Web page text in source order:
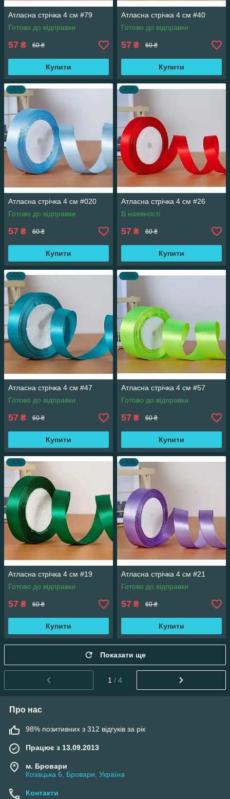
Атласна стрічка 4 см #79
Готово до відправки
57 ₴ 60 ₴
Купити
Атласна стрічка 4 см #40
Готово до відправки
57 ₴ 60 ₴
Купити
–5%
Атласна стрічка 4 см #020
Готово до відправки
57 ₴ 60 ₴
Купити
–5%
Атласна стрічка 4 см #26
В наявності
57 ₴ 60 ₴
Купити
–5%
Атласна стрічка 4 см #47
Готово до відправки
57 ₴ 60 ₴
Купити
–5%
Атласна стрічка 4 см #57
Готово до відправки
57 ₴ 60 ₴
Купити
–5%
Атласна стрічка 4 см #19
Готово до відправки
57 ₴ 60 ₴
Купити
–5%
Атласна стрічка 4 см #21
Готово до відправки
57 ₴ 60 ₴
Купити
Показати ще
1 / 4
Про нас
98% позитивних з 312 відгуків за рік
Працює з 13.09.2013
м. Бровари
Козацька 6, Бровари, Україна
Контакти